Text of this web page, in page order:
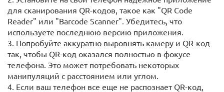
для сканирования QR-кодов, такое как "QR Code
Reader" или "Barcode Scanner". Убедитесь, что
используете последнюю версию приложения.
3. Попробуйте аккуратно выровнять камеру и QR-код
так, чтобы QR-код оказался полностью в фокусе
телефона. Это может потребовать некоторых
манипуляций с расстоянием или углом.
4. Если ваш телефон все еще не распознает QR-код,